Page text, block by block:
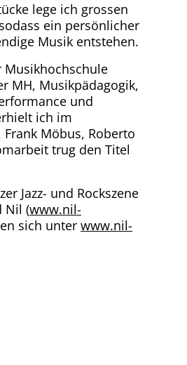
lege ich grossen
ein persönlicher
Musik entstehen.
Musikhochschule
MH, Musikpädagogik,
und
ich im
Möbus, Roberto
trug den Titel
Jazz- und Rockszene
Nil (www.nil-
sich unter www.nil-